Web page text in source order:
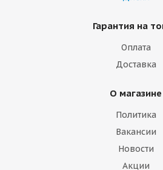
Гарантия на
Оплата
Доставка
О магазине
Политика
Вакансии
Новости
Акции